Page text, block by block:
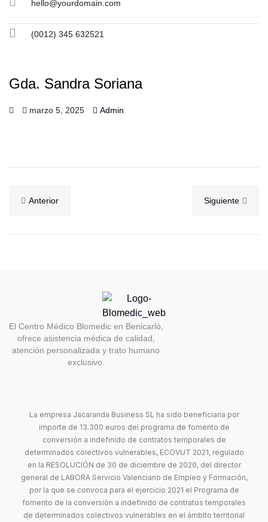
hello@yourdomain.com
(0012) 345 632521
Gda. Sandra Soriana
marzo 5, 2025 Admin
Anterior Siguiente
El Centro Médico Blomedic en Benicarló,
ofrece asistencia médica de calidad,
atención personalizada y trato humano
exclusivo.
La empresa Jacaranda Business SL ha sido beneficiaria por
importe de 13.300 euros del programa de fomento de
conversión a indefinido de contratos temporales de
determinados colectivos vulnerables, ECOVUT 2021, regulado
en la RESOLUCIÓN de 30 de diciembre de 2020, del director
general de LABORA Servicio Valenciano de Empleo y Formación,
por la que se convoca para el ejercicio 2021 el Programa de
fomento de la conversión a indefinido de contratos temporales
de determinados colectivos vulnerables en el ámbito territorial